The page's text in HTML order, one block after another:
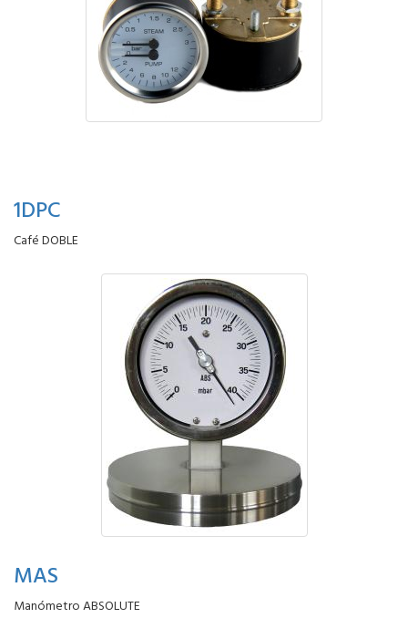
1DPC
Café DOBLE
MAS
Manómetro ABSOLUTE